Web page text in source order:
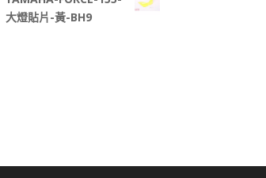
大燈貼片-黃-BH9